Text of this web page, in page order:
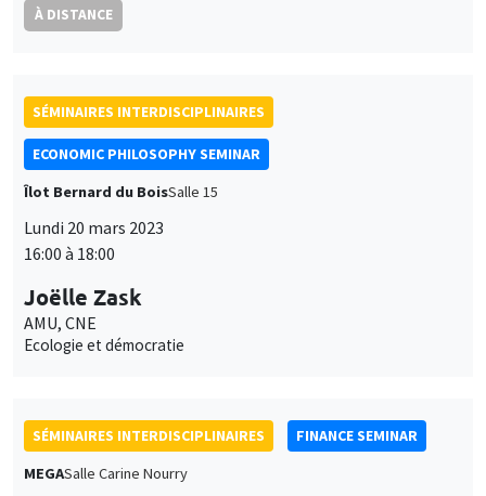
À DISTANCE
SÉMINAIRES INTERDISCIPLINAIRES
ECONOMIC PHILOSOPHY SEMINAR
Îlot Bernard du BoisSalle 15
Lundi 20 mars 2023
16:00 à 18:00
Joëlle Zask
AMU, CNE
Ecologie et démocratie
SÉMINAIRES INTERDISCIPLINAIRES
FINANCE SEMINAR
MEGASalle Carine Nourry